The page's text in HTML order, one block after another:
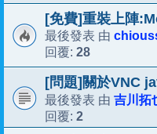
[免費]重裝上陣
最後發表 由
回覆: 28
[問題]關於VNC
最後發表 由 吉川拓
回覆: 2